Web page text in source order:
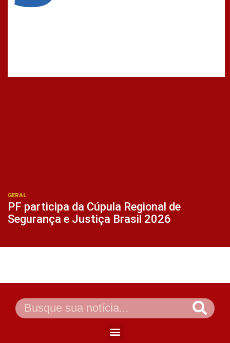
GERAL
PF participa da Cúpula Regional de
Segurança e Justiça Brasil 2026